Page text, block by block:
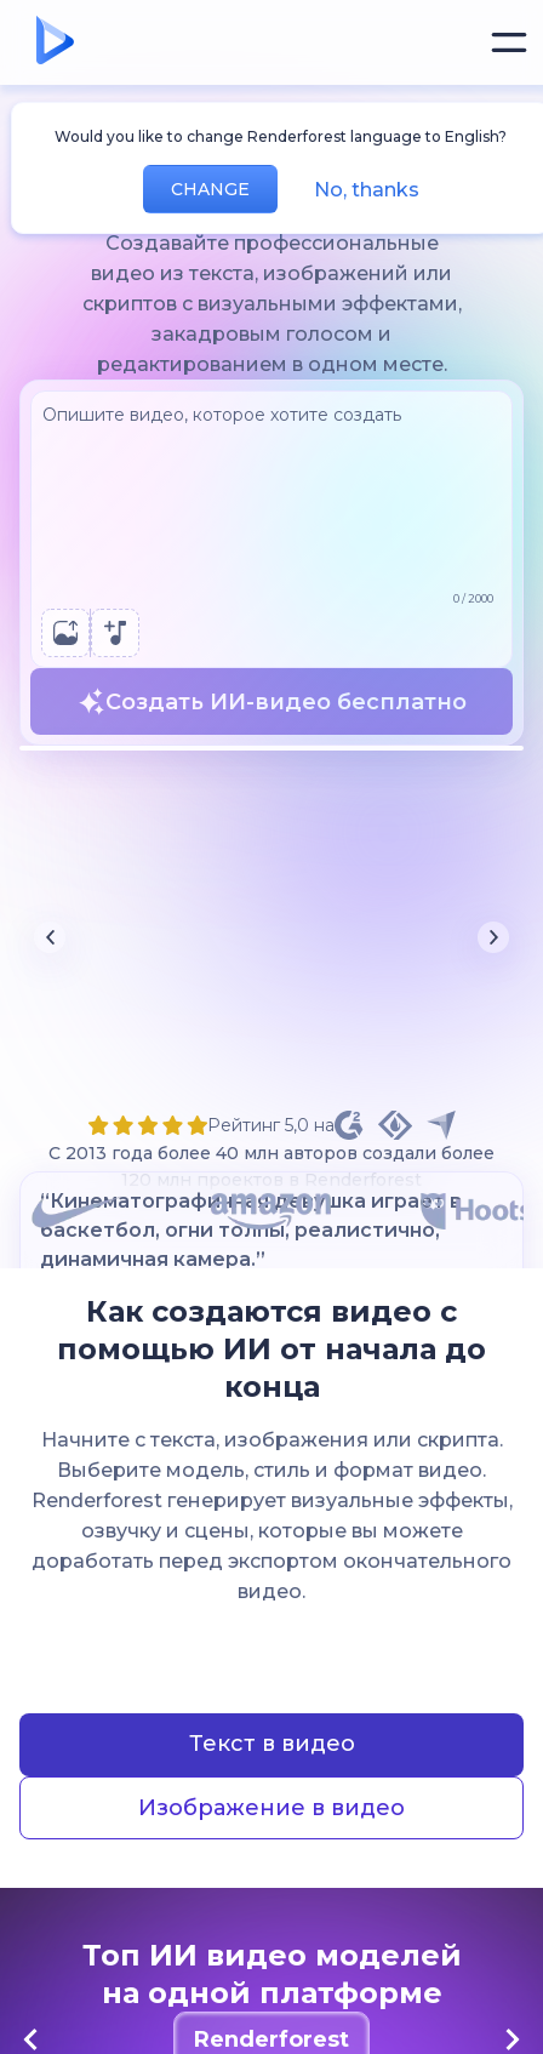
Would you like to change Renderforest language to English?
CHANGE No, thanks
ИИ для
Создания Видео
Создавайте профессиональные
видео из текста, изображений или
скриптов с визуальными эффектами,
закадровым голосом и
редактированием в одном месте.
0/2000
Создать ИИ-видео бесплатно
“Сёрфер босиком идёт к океану, доска
под мышкой, пальмы обрамляют кадр.
Тёплые тона, расслабленная атмосфера.”
Renderforest
Рейтинг 5,0 на
С 2013 года более 40 млн авторов создали более
120 млн проектов в Renderforest
Как создаются видео с
помощью ИИ от начала до
конца
Начните с текста, изображения или скрипта.
Выберите модель, стиль и формат видео.
Renderforest генерирует визуальные эффекты,
озвучку и сцены, которые вы можете
доработать перед экспортом окончательного
видео.
Текст в видео
Изображение в видео
Топ ИИ видео моделей
на одной платформе
Renderforest